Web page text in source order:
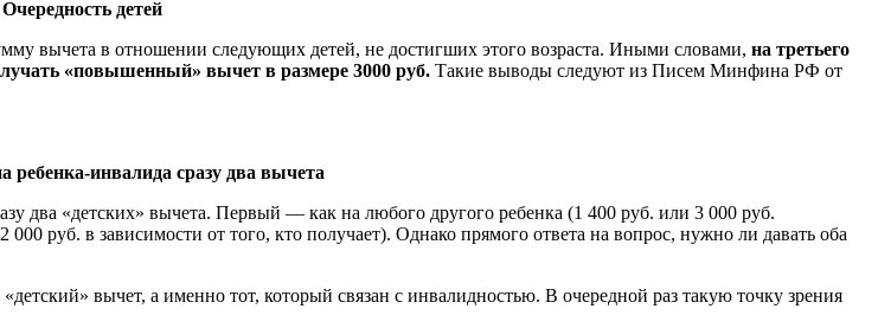
Очередность детей
вычета в отношении следующих детей, не достигших этого возраста. Иными словами, на третьего
«повышенный» вычет в размере 3000 руб. Такие выводы следуют из Писем Минфина РФ от
ребенка-инвалида сразу два вычета
два «детских» вычета. Первый — как на любого другого ребенка (1 400 руб. или 3 000 руб.
руб. в зависимости от того, кто получает). Однако прямого ответа на вопрос, нужно ли давать оба
вычет, а именно тот, который связан с инвалидностью. В очередной раз такую точку зрения